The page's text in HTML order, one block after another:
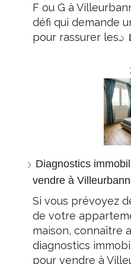
F ou G à
défi qui demande
pour rassurer les…
Diagnostics
vendre à
Si vous prévoyez
de votre
maison, connaître
diagnostics
pour vendre à